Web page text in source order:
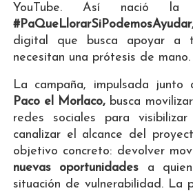
YouTube. Así nació la
#PaQueLlorarSiPodemosAyudar
digital que busca apoyar a
necesitan una prótesis de mano.
La campaña, impulsada junto
Paco el Morlaco, busca
redes sociales para
canalizar el alcance del
objetivo concreto: devolver
nuevas oportunidades a
situación de vulnerabilidad. La